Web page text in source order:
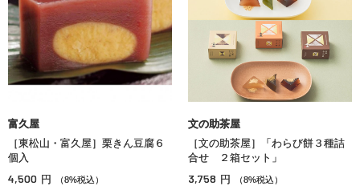
富久屋
［東松山・富久屋］栗きん豆腐６
個入
4,500 円 （8%税込）
文の助茶屋
［文の助茶屋］「わらび餅３種詰
合せ ２箱セット」
3,758 円 （8%税込）